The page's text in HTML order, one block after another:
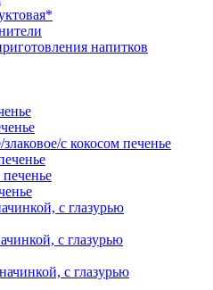
напитков
с кокосом печенье
с глазурью
с глазурью
с глазурью